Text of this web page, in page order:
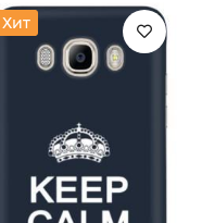
Хит